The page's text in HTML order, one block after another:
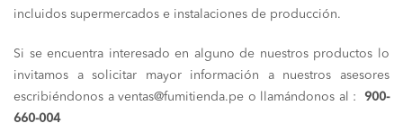
incluidos supermercados e instalaciones de producción.
Si se encuentra interesado en alguno de nuestros productos lo
invitamos a solicitar mayor información a nuestros asesores
escribiéndonos a ventas@fumitienda.pe o llamándonos al : 900-
660-004